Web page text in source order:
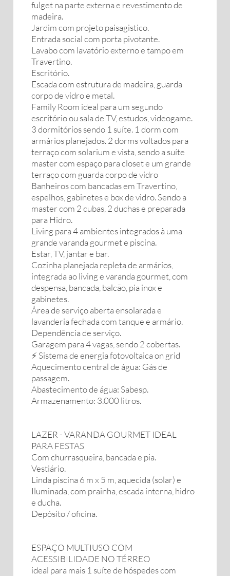
fulget na parte externa e revestimento de
madeira.
Jardim com projeto paisagistico.
Entrada social com porta pivotante.
Lavabo com lavatório externo e tampo em
Travertino.
Escritório.
Escada com estrutura de madeira, guarda
corpo de vidro e metal.
Family Room ideal para um segundo
escritório ou sala de TV, estudos, videogame.
3 dormitórios sendo 1 suíte. 1 dorm com
armários planejados. 2 dorms voltados para
terraço com solarium e vista, sendo a suíte
master com espaço para closet e um grande
terraço com guarda corpo de vidro
Banheiros com bancadas em Travertino,
espelhos, gabinetes e box de vidro. Sendo a
master com 2 cubas, 2 duchas e preparada
para Hidro.
Living para 4 ambientes integrados à uma
grande varanda gourmet e piscina.
Estar, TV, jantar e bar.
Cozinha planejada repleta de armários,
integrada ao living e varanda gourmet, com
despensa, bancada, balcão, pia inox e
gabinetes.
Área de serviço aberta ensolarada e
lavanderia fechada com tanque e armário.
Dependência de serviço.
Garagem para 4 vagas, sendo 2 cobertas.
⚡ Sistema de energia fotovoltaica on grid
Aquecimento central de água: Gás de
passagem.
Abastecimento de água: Sabesp.
Armazenamento: 3.000 litros.
LAZER - VARANDA GOURMET IDEAL
PARA FESTAS
Com churrasqueira, bancada e pia.
Vestiário.
Linda piscina 6 m x 5 m, aquecida (solar) e
Iluminada, com prainha, escada interna, hidro
e ducha.
Depósito / oficina.
ESPAÇO MULTIUSO COM
ACESSIBILIDADE NO TÉRREO
ideal para mais 1 suíte de hóspedes com